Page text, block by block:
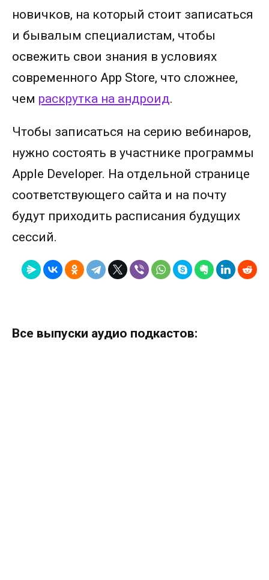
новичков, на который стоит записаться
и бывалым специалистам, чтобы
освежить свои знания в условиях
современного App Store, что сложнее,
чем раскрутка на андроид.
Чтобы записаться на серию вебинаров,
нужно состоять в участнике программы
Apple Developer. На отдельной странице
соответствующего сайта и на почту
будут приходить расписания будущих
сессий.
Все выпуски аудио подкастов: